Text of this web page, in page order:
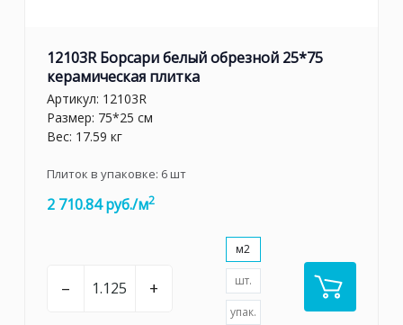
12103R Борсари белый обрезной 25*75
керамическая плитка
Артикул: 12103R
Размер: 75*25 см
Вес: 17.59 кг
Плиток в упаковке: 6шт
2 710.84 руб./м2
– +
м2
шт.
упак.